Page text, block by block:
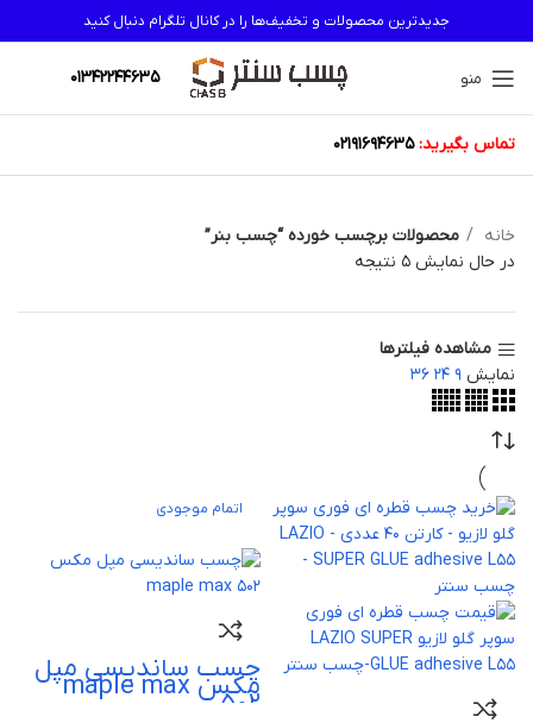
جدیدترین محصولات و تخفیف‌ها را در کانال تلگرام دنبال کنید
منو 01342244635
تماس بگیرید: 02191694635
خانه
محصولات برچسب خورده “چسب بنر”
در حال نمایش 5 نتیجه
مشاهده فیلترها
نمایش 9
24
36
اتمام موجودی
چسب ساندیسی مپل
مکس maple max
502